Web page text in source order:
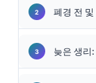
폐경 전
늦은 생리